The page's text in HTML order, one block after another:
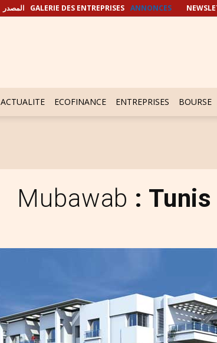
المصدر GALERIE DES ENTREPRISES ANNONCES
ACTUALITE ECOFINANCE ENTREPRISES BOURSE
Mubawab :